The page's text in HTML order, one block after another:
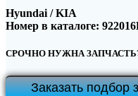
Hyundai / KIA
Номер в каталоге:
СРОЧНО НУЖНА
Заказать подбор